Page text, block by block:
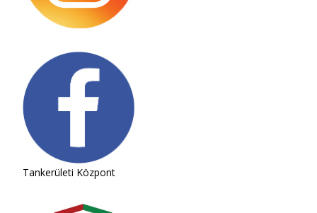
Tankerületi Központ